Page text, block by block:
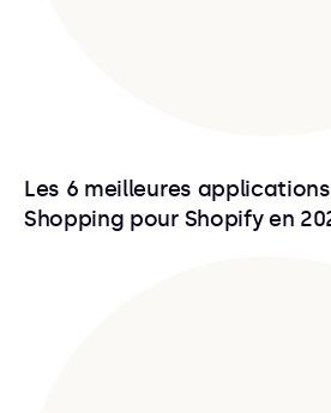
Les 6 meilleures
Shopping pour Shopify en